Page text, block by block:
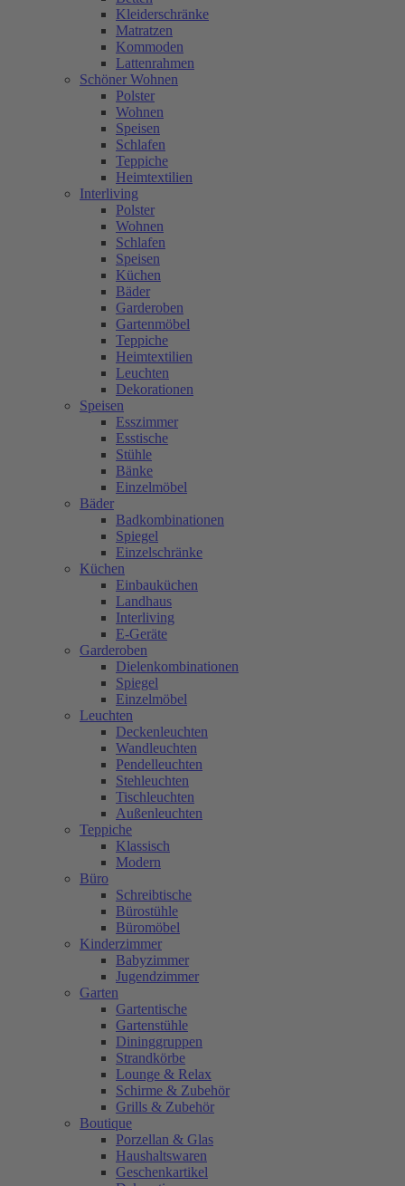
Kleiderschränke
Matratzen
Kommoden
Lattenrahmen
Schöner Wohnen
Polster
Wohnen
Speisen
Schlafen
Teppiche
Heimtextilien
Interliving
Polster
Wohnen
Schlafen
Speisen
Küchen
Bäder
Garderoben
Gartenmöbel
Teppiche
Heimtextilien
Leuchten
Dekorationen
Speisen
Esszimmer
Esstische
Stühle
Bänke
Einzelmöbel
Bäder
Badkombinationen
Spiegel
Einzelschränke
Küchen
Einbauküchen
Landhaus
Interliving
E-Geräte
Garderoben
Dielenkombinationen
Spiegel
Einzelmöbel
Leuchten
Deckenleuchten
Wandleuchten
Pendelleuchten
Stehleuchten
Tischleuchten
Außenleuchten
Teppiche
Klassisch
Modern
Büro
Schreibtische
Bürostühle
Büromöbel
Kinderzimmer
Babyzimmer
Jugendzimmer
Garten
Gartentische
Gartenstühle
Dininggruppen
Strandkörbe
Lounge & Relax
Schirme & Zubehör
Grills & Zubehör
Boutique
Porzellan & Glas
Haushaltswaren
Geschenkartikel